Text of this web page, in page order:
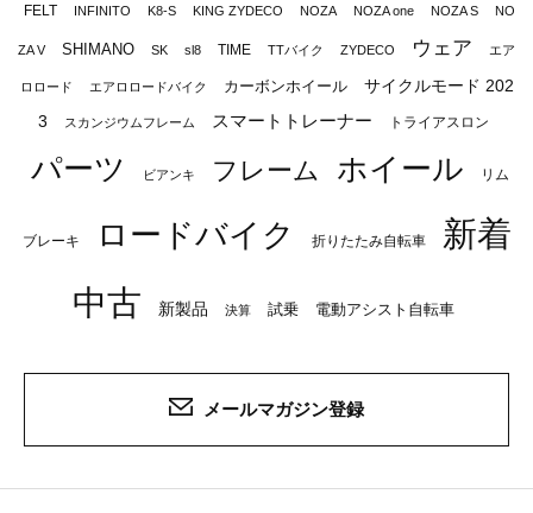
FELT INFINITO K8-S KING ZYDECO NOZA NOZA one NOZA S NO
ZA V SHIMANO SK sl8 TIME TTバイク ZYDECO ウェア エア
ロロード エアロロードバイク カーボンホイール
サイクルモード 202
3
スカンジウムフレーム スマートトレーナー トライアスロン
パーツ ビアンキ フレーム ホイール リム
ブレーキ ロードバイク 折りたたみ自転車
新着
中古
新製品 決算 試乗 電動アシスト自転車
メールマガジン登録